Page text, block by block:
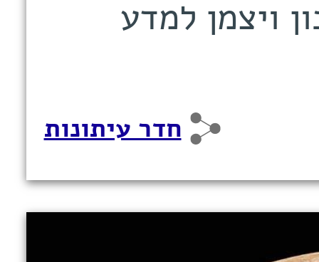
ויצמן למדע
חדר עיתונות